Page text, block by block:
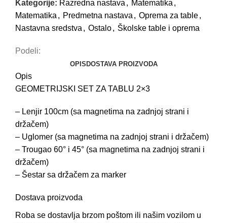
Kategorije: Razredna nastava , Matematika ,
Matematika , Predmetna nastava , Oprema za table,
Nastavna sredstva , Ostalo, Školske table i oprema
Podeli:
OPIS DOSTAVA PROIZVODA
Opis
GEOMETRIJSKI SET ZA TABLU 2×3
– Lenjir 100cm (sa magnetima na zadnjoj strani i
držačem)
– Uglomer (sa magnetima na zadnjoj strani i držačem)
– Trougao 60° i 45° (sa magnetima na zadnjoj strani i
držačem)
– Šestar sa držačem za marker
Dostava proizvoda
Roba se dostavlja brzom poštom ili našim vozilom u